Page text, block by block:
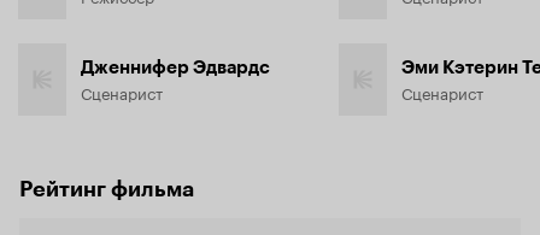
Дженнифер Эдвардс
Сценарист
Эми Кэтерин
Сценарист
Рейтинг фильма